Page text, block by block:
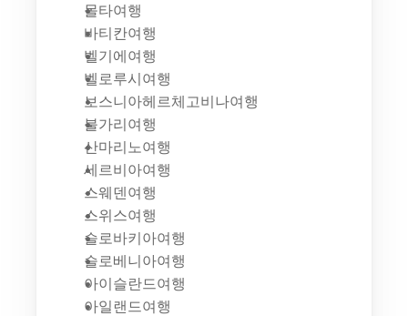
몰타여행
바티칸여행
벨기에여행
벨로루시여행
보스니아헤르체고비나여행
불가리여행
산마리노여행
세르비아여행
스웨덴여행
스위스여행
슬로바키아여행
슬로베니아여행
아이슬란드여행
아일랜드여행